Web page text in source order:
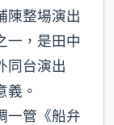
陳整場演出
一，是田中
同台演出
義。
一管《船弁